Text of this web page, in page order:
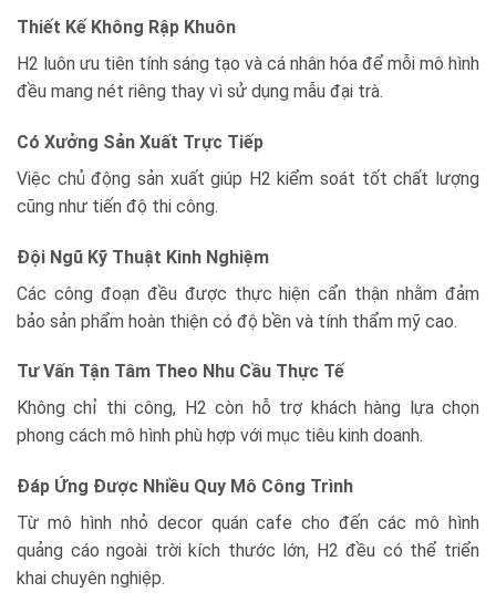
Thiết Kế Không Rập Khuôn
H2 luôn ưu tiên tính sáng tạo và cá nhân hóa để mỗi mô hình
đều mang nét riêng thay vì sử dụng mẫu đại trà.
Có Xưởng Sản Xuất Trực Tiếp
Việc chủ động sản xuất giúp H2 kiểm soát tốt chất lượng
cũng như tiến độ thi công.
Đội Ngũ Kỹ Thuật Kinh Nghiệm
Các công đoạn đều được thực hiện cẩn thận nhằm đảm
bảo sản phẩm hoàn thiện có độ bền và tính thẩm mỹ cao.
Tư Vấn Tận Tâm Theo Nhu Cầu Thực Tế
Không chỉ thi công, H2 còn hỗ trợ khách hàng lựa chọn
phong cách mô hình phù hợp với mục tiêu kinh doanh.
Đáp Ứng Được Nhiều Quy Mô Công Trình
Từ mô hình nhỏ decor quán cafe cho đến các mô hình
quảng cáo ngoài trời kích thước lớn, H2 đều có thể triển
khai chuyên nghiệp.